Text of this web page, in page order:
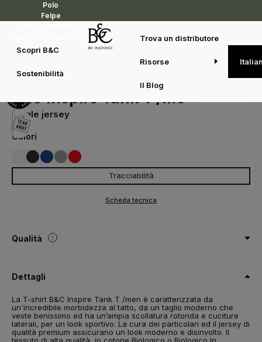
Polo
Felpe
Scopri B&C
Sostenibilità
Trova un distributore
Risorse
Il Blog
B&C Inspire Tank T /men
B&C Inspire Tank T /men
Single jersey
Colori
008
620
007
Tracciabilità
Scheda tecnica
Qualità
S, M,L, XL, 2XL,3XL
Peso
140 g/m²
Dettagli
La T-shirt B&C Inspire Tank T /men è caratterizzata da
un'incredibile morbidezza al tatto, da un taglio moderno che
veste benissimo ed ha un’ampia scollatura rotonda e cuciture
laterali, per un look sportivo. La cura dei particolari ed il jersey di
qualità premium assicurano un look moderno e disinvolto. Il
tessuto di alta qualità, in cotone Biologico o Biologico In